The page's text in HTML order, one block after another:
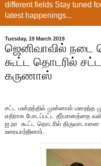
different fields Stay tuned
latest happenings...
Tuesday, 19 March 2019
ஜெனிவாவில் நடை
கூட்ட தொடரில்
கருணாஸ்
சட்ட மன்றத்தில் முன்னாள் மறைந்த
எதிராக போடப்பட்ட தீர்மானத்தை
ஐ.நா கூட்ட தொடரில்
உரையாற்றினார்.